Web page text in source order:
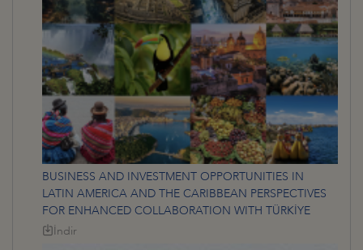
BUSINESS AND INVESTMENT OPPORTUNITIES IN
LATIN AMERICA AND THE CARIBBEAN PERSPECTIVES
FOR ENHANCED COLLABORATION WITH TÜRKİYE
İndir